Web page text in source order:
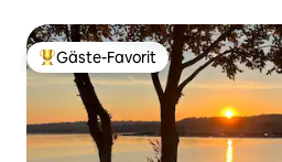
Beliebter Gäste-Favorit.
Gäste-Favorit